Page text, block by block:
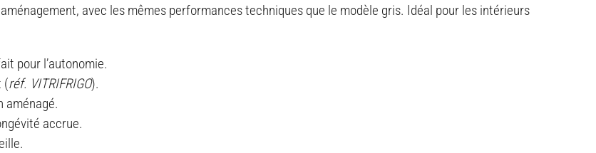
avec les mêmes performances techniques que le modèle gris. Idéal pour les intérieurs
pour l’autonomie.
(réf. VITRIFRIGO).
aménagé.
accrue.